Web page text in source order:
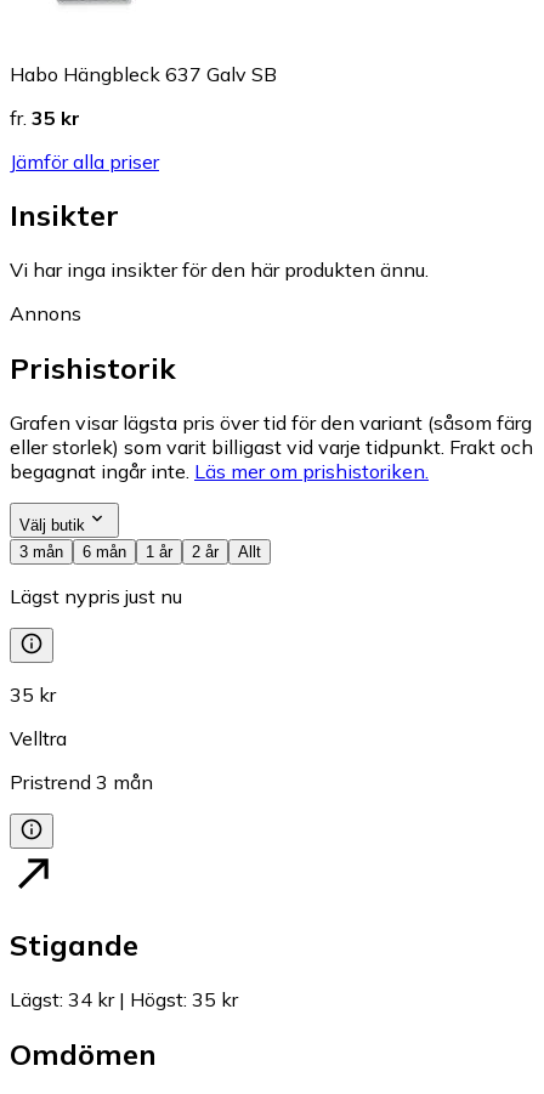
Habo Hängbleck 637 Galv SB
fr. 35 kr
Jämför alla priser
Insikter
Vi har inga insikter för den här produkten ännu.
Annons
Prishistorik
Grafen visar lägsta pris över tid för den variant (såsom färg
eller storlek) som varit billigast vid varje tidpunkt. Frakt och
begagnat ingår inte. Läs mer om prishistoriken.
Välj butik
3 mån
6 mån 1 år 2 år Allt
Lägst nypris just nu
35 kr
Velltra
Pristrend 3 mån
Stigande
Lägst: 34 kr| Högst: 35 kr
Omdömen